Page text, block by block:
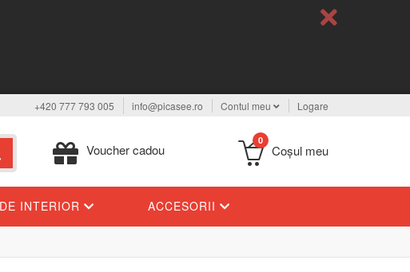
+420 777 793 005 info@picasee.ro Contul meu Logare
Voucher cadou
0
Coşul meu
DE INTERIOR ACCESORII